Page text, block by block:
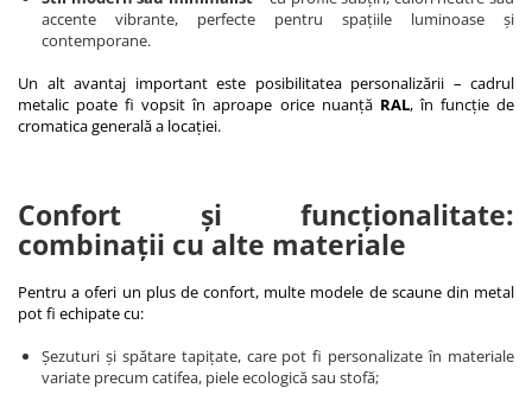
accente vibrante, perfecte pentru spațiile luminoase și
contemporane.
Un alt avantaj important este posibilitatea personalizării – cadrul
metalic poate fi vopsit în aproape orice nuanță RAL, în funcție de
cromatica generală a locației.
Confort și funcționalitate:
combinații cu alte materiale
Pentru a oferi un plus de confort, multe modele de scaune din metal
pot fi echipate cu:
Șezuturi și spătare tapițate, care pot fi personalizate în materiale
variate precum catifea, piele ecologică sau stofă;